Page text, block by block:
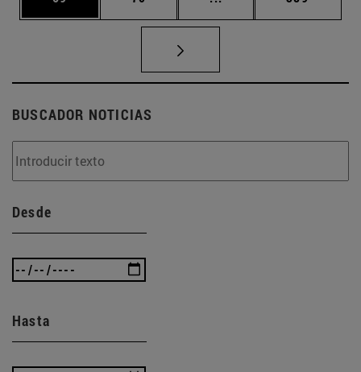
BUSCADOR NOTICIAS
Desde
Hasta